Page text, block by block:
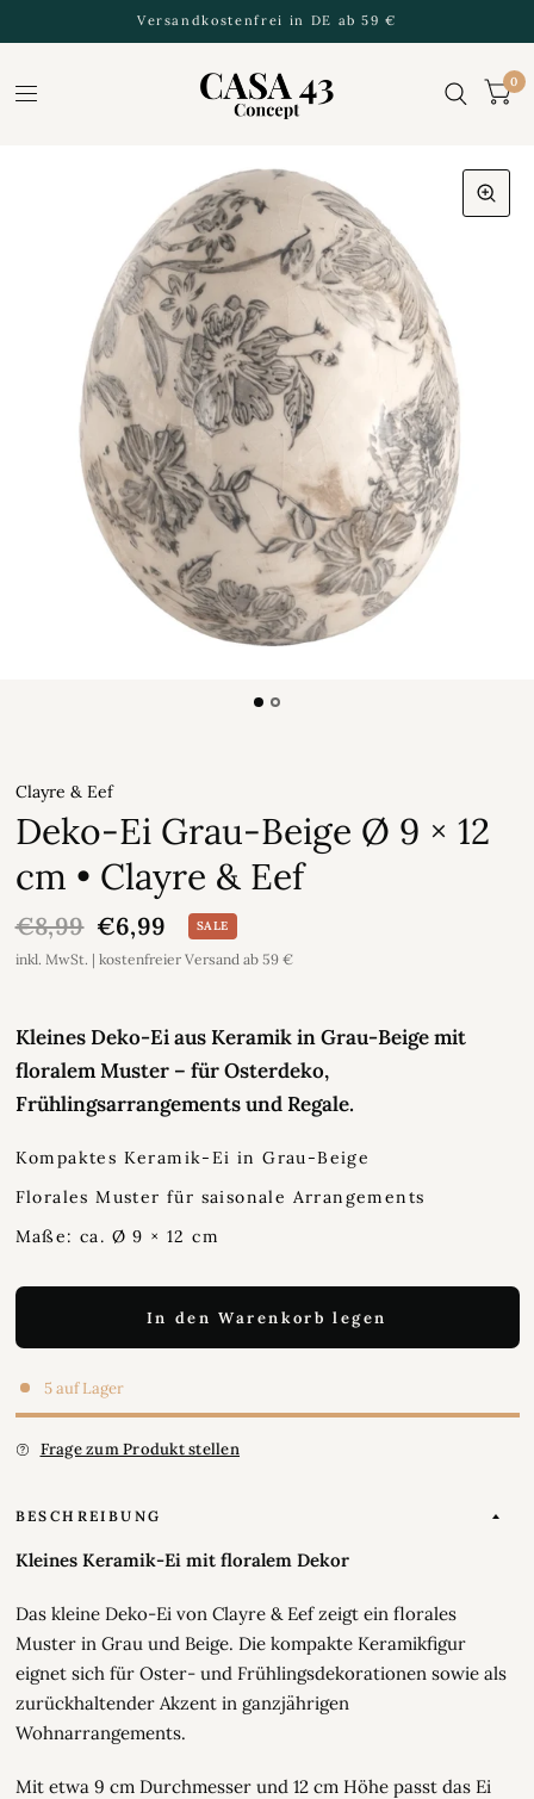
Versandkostenfrei in DE ab 59 €
0
Clayre & Eef
Deko-Ei Grau-Beige Ø 9 × 12
cm • Clayre & Eef
€8,99 €6,99 SALE
inkl. MwSt. | kostenfreier Versand ab 59 €
Kleines Deko-Ei aus Keramik in Grau-Beige mit
floralem Muster – für Osterdeko,
Frühlingsarrangements und Regale.
Kompaktes Keramik-Ei in Grau-Beige
Florales Muster für saisonale Arrangements
Maße: ca. Ø 9 × 12 cm
In den Warenkorb legen
5 auf Lager
Frage zum Produkt stellen
BESCHREIBUNG
Kleines Keramik-Ei mit floralem Dekor
Das kleine Deko-Ei von Clayre & Eef zeigt ein florales
Muster in Grau und Beige. Die kompakte Keramikfigur
eignet sich für Oster- und Frühlingsdekorationen sowie als
zurückhaltender Akzent in ganzjährigen
Wohnarrangements.
Mit etwa 9 cm Durchmesser und 12 cm Höhe passt das Ei